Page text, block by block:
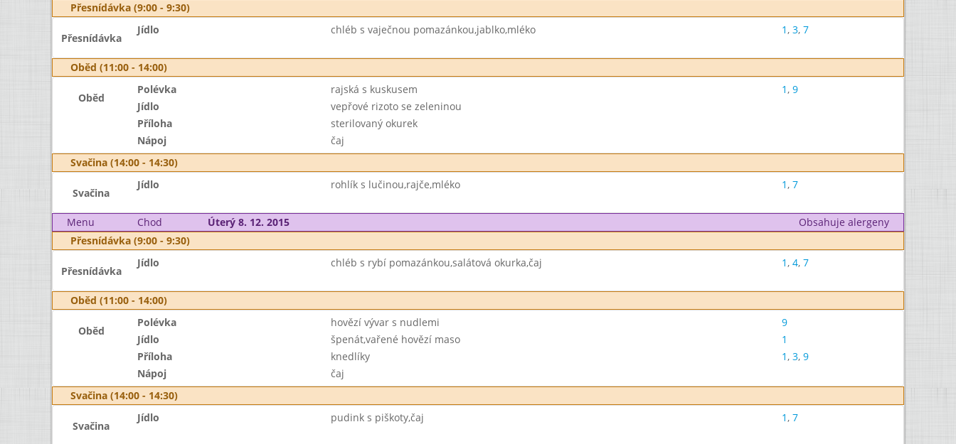
Přesnídávka (9:00 - 9:30)
Přesnídávka
Jídlo chléb s vaječnou pomazánkou,jablko,mléko 1, 3, 7
Oběd (11:00 - 14:00)
Oběd
Polévka rajská s kuskusem 1, 9
Jídlo
vepřové rizoto se zeleninou
Příloha
sterilovaný okurek
Nápoj
čaj
Svačina (14:00 - 14:30)
Svačina
Jídlo rohlík s lučinou,rajče,mléko 1, 7
Menu Chod Úterý 8. 12. 2015
Obsahuje alergeny
Přesnídávka (9:00 - 9:30)
Přesnídávka
Jídlo chléb s rybí pomazánkou,salátová okurka,čaj 1, 4, 7
Oběd (11:00 - 14:00)
Oběd
Polévka hovězí vývar s nudlemi
9
Jídlo
špenát,vařené hovězí maso
1
Příloha
knedlíky 1, 3, 9
Nápoj
čaj
Svačina (14:00 - 14:30)
Svačina
Jídlo pudink s piškoty,čaj 1, 7